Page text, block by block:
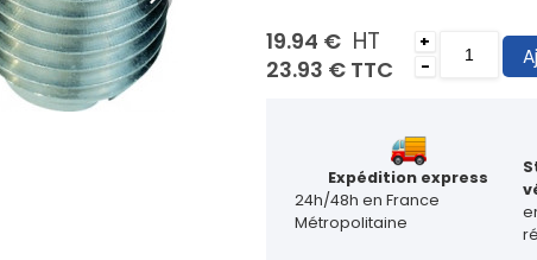
19.94 € HT
23.93 € TTC
+
-
Expédition express
24h/48h en France
Métropolitaine